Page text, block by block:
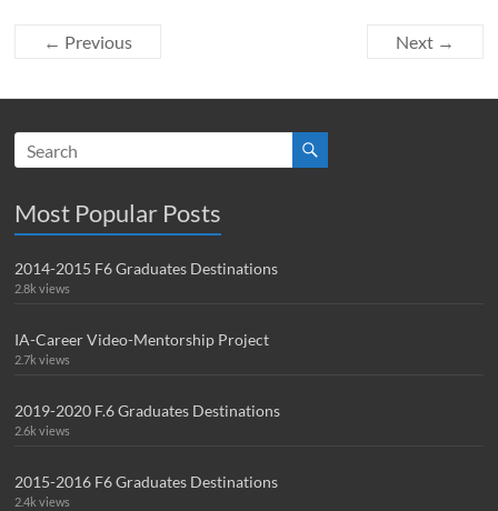
← Previous Next →
Most Popular Posts
2014-2015 F6 Graduates Destinations
2.8k views
IA-Career Video-Mentorship Project
2.7k views
2019-2020 F.6 Graduates Destinations
2.6k views
2015-2016 F6 Graduates Destinations
2.4k views